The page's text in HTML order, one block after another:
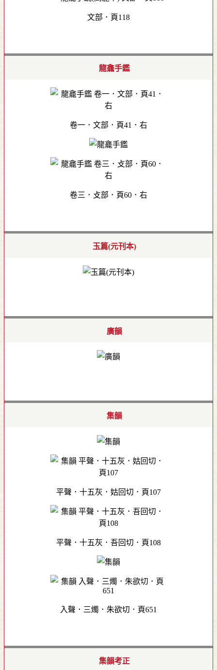
文部．頁118
龍龕手鑑
卷一．文部．頁41．右
卷三．攴部．頁60．右
玉篇(元刊本)
廣韻
集韻
平聲．十五灰．姑回切．頁107
平聲．十五灰．吾回切．頁108
入聲．三燭．朱欲切．頁651
集韻考正